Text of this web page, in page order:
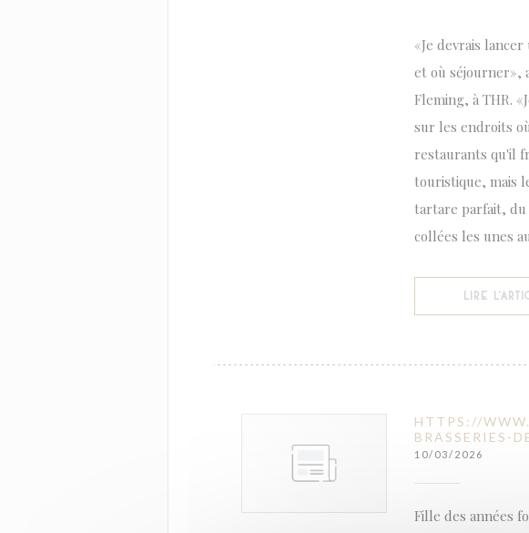
«Je devrais
et où séjourner»,
Fleming, à THR.
sur les endroits
restaurants qu'il
touristique, mais
tartare parfait, du
collées les unes
LIRE
HTTPS://
BRASSERIES-
10/03/2026
Fille des années